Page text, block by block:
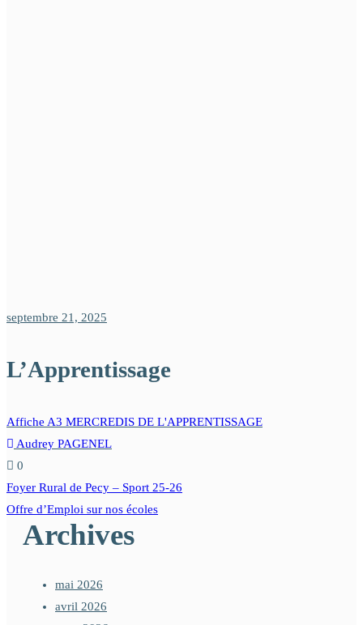
septembre 21, 2025
L’Apprentissage
Affiche A3 MERCREDIS DE L'APPRENTISSAGE
Audrey PAGENEL
0
Navigation
de
l’article
Foyer Rural de Pecy – Sport 25-26
Offre d’Emploi sur nos écoles
Archives
mai 2026
avril 2026